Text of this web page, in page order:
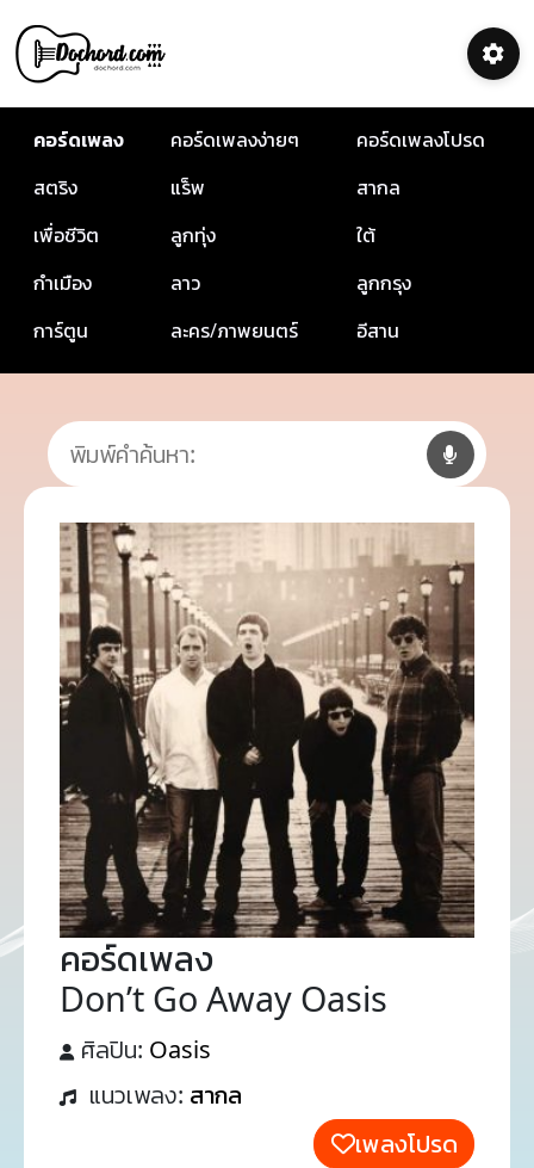
คอร์ดเพลง คอร์ดเพลงง่ายๆ
คอร์ดเพลงโปรด
สตริง
แร็พ
สากล
เพื่อชีวิต
ลูกทุ่ง
ใต้
กำเมือง
ลาว
ลูกกรุง
การ์ตูน
ละคร/ภาพยนตร์ อีสาน
คอร์ดเพลง
Don’t Go Away Oasis
ศิลปิน: Oasis
แนวเพลง: สากล
เพลงโปรด